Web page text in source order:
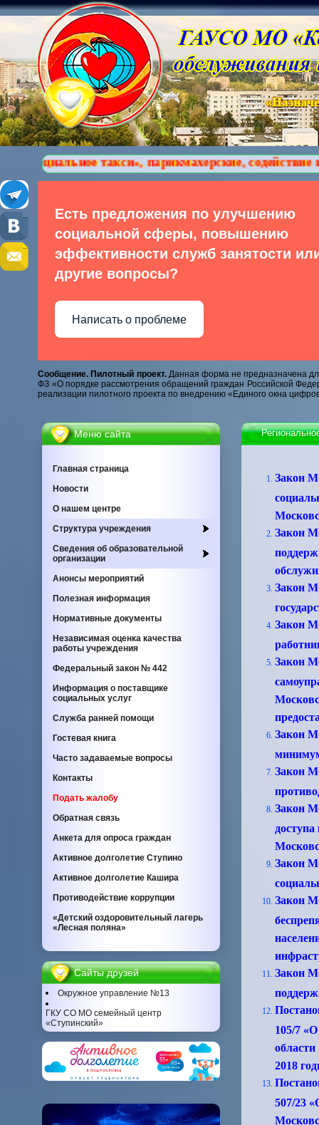
такси», парикмахерские, содействие в
Есть предложения по улучшению
социальной сферы, повышению
эффективности служб занятости
другие вопросы?
Написать о проблеме
Сообщение. Пилотный проект.Данная форма не предназначена
ФЗ «О порядке рассмотрения обращений граждан Российской
реализации пилотного проекта по внедрению «Единого окна
Меню сайта
Главная страница
Новости
О нашем центре
Cтруктура учреждения
Сведения об образовательной
организации
Анонсы мероприятий
Полезная информация
Нормативные документы
Независимая оценка качества
работы учреждения
Федеральный закон № 442
Информация о поставщике
социальных услуг
Служба ранней помощи
Гостевая книга
Часто задаваемые вопросы
Контакты
Подать жалобу
Обратная связь
Анкета для опроса граждан
Активное долголетие Ступино
Активное долголетие Кашира
Противодействие коррупции
«Детский оздоровительный лагерь
«Лесная поляна»
Сайты друзей
Окружное управление №13
ГКУ СО МО семейный центр
«Ступинский»
Закон
Закон
Закон
Закон
Закон
Закон
Закон
Закон
Закон
Закон
Закон
105/7
2018
507/23